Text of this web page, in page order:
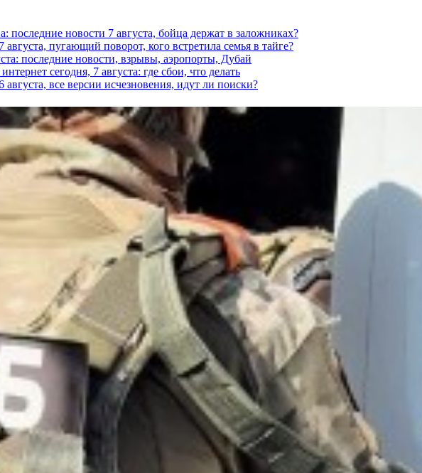
последние новости 7 августа, бойца держат в заложниках?
пугающий поворот, кого встретила семья в тайге?
последние новости, взрывы, аэропорты, Дубай
сегодня, 7 августа: где сбои, что делать
все версии исчезновения, идут ли поиски?